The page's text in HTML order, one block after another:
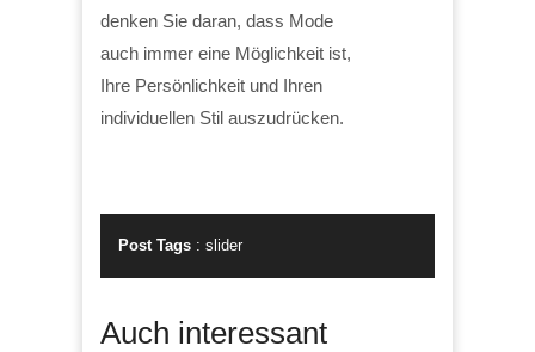
denken Sie daran, dass Mode
auch immer eine Möglichkeit ist,
Ihre Persönlichkeit und Ihren
individuellen Stil auszudrücken.
Post Tags : slider
Auch interessant